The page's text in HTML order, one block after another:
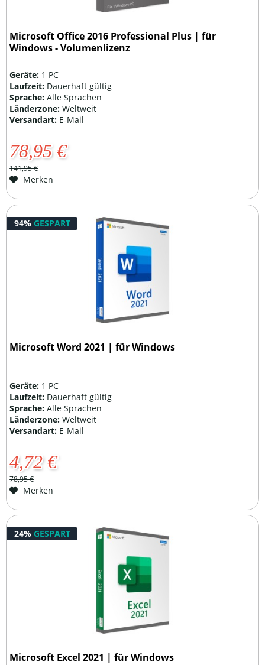
Microsoft Office 2016 Professional Plus | für
Windows - Volumenlizenz
Geräte: 1 PC
Laufzeit: Dauerhaft gültig
Sprache:Alle Sprachen
Länderzone:Weltweit
Versandart: E-Mail
78,95 €
141,95 €
Merken
94% GESPART
Microsoft Word 2021 | für Windows
Geräte: 1 PC
Laufzeit: Dauerhaft gültig
Sprache:Alle Sprachen
Länderzone:Weltweit
Versandart: E-Mail
4,72 €
78,95 €
Merken
24% GESPART
Microsoft Excel 2021 | für Windows